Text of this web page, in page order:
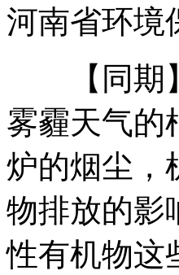
实拍虐童教师抽凳子致
实拍深圳醉酒男子殴打
成都"最囧公交站":站名
河南省环境
【同期】
雾霾天气的
炉的烟尘，
物排放的影
性有机物这